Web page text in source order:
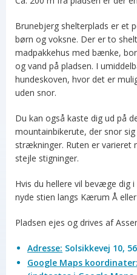
Brunebjerg shelterplads er et
børn og voksne. Der er to
madpakkehus med bænke,
og vand på pladsen. I
hundeskoven, hvor det er
uden snor.
Du kan også kaste dig ud på
mountainbikerute, der snor
strækninger. Ruten er varieret
stejle stigninger.
Hvis du hellere vil bevæge dig
nyde stien langs Kærum Å
Pladsen ejes og drives af
Adresse: Solsikkevej 10,
Google Maps koordinater: